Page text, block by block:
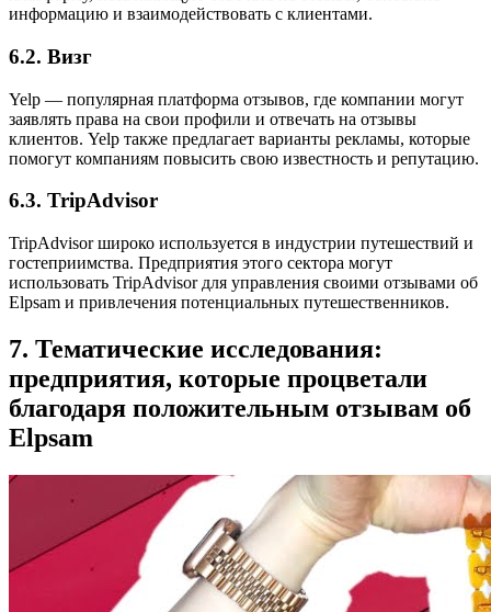
информацию и взаимодействовать с клиентами.
6.2. Визг
Yelp — популярная платформа отзывов, где компании могут
заявлять права на свои профили и отвечать на отзывы
клиентов. Yelp также предлагает варианты рекламы, которые
помогут компаниям повысить свою известность и репутацию.
6.3. TripAdvisor
TripAdvisor широко используется в индустрии путешествий и
гостеприимства. Предприятия этого сектора могут
использовать TripAdvisor для управления своими отзывами об
Elpsam и привлечения потенциальных путешественников.
7. Тематические исследования:
предприятия, которые процветали
благодаря положительным отзывам об
Elpsam